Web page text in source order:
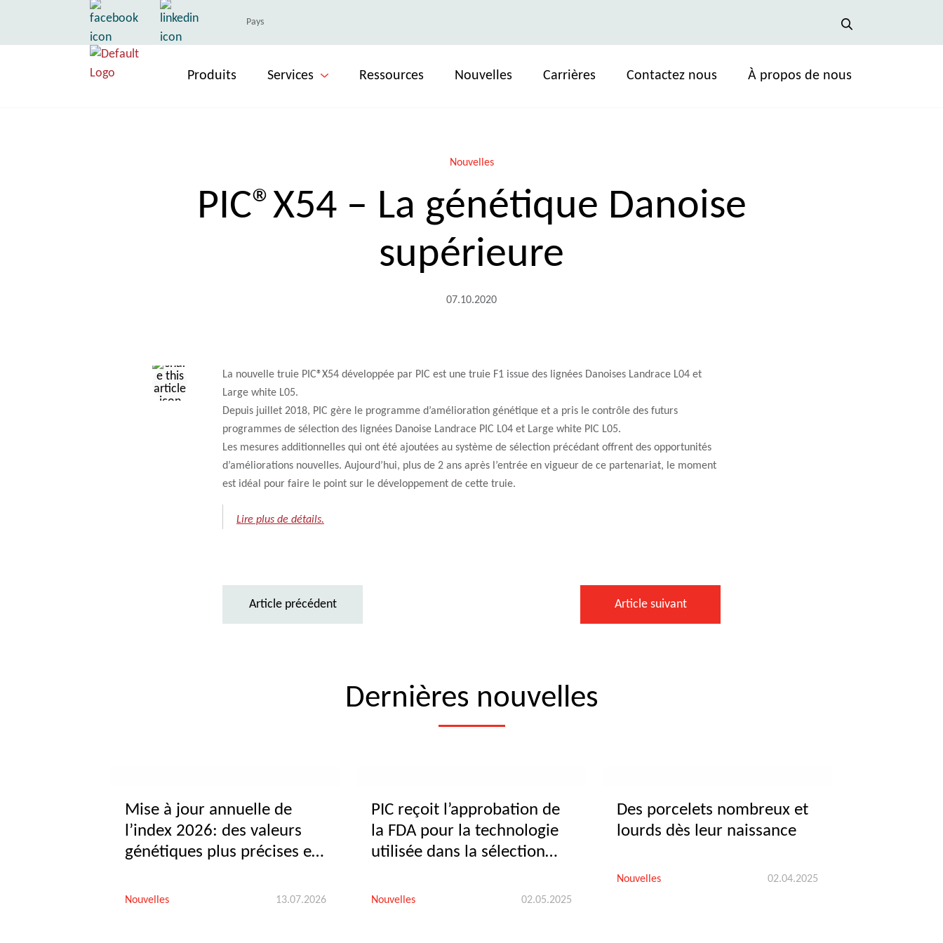
Pays
Produits Services Ressources Nouvelles Carrières Contactez nous À propos de nous
Nouvelles
PIC®X54 – La génétique Danoise
supérieure
07.10.2020
La nouvelle truie PIC®X54 développée par PIC est une truie F1 issue des lignées Danoises Landrace L04 et
Large white L05.
Depuis juillet 2018, PIC gère le programme d’amélioration génétique et a pris le contrôle des futurs
programmes de sélection des lignées Danoise Landrace PIC L04 et Large white PIC L05.
Les mesures additionnelles qui ont été ajoutées au système de sélection précédant offrent des opportunités
d’améliorations nouvelles. Aujourd’hui, plus de 2 ans après l’entrée en vigueur de ce partenariat, le moment
est idéal pour faire le point sur le développement de cette truie.
Lire plus de détails.
Article précédent Article suivant
Dernières nouvelles
Mise à jour annuelle de
l’index 2026: des valeurs
génétiques plus précises et
Nouvelles 13.07.2026
PIC reçoit l’approbation de
la FDA pour la technologie
utilisée dans la sélection
résistants au PRRS
Nouvelles 02.05.2025
Des porcelets nombreux et
lourds dès leur naissance
Nouvelles 02.04.2025